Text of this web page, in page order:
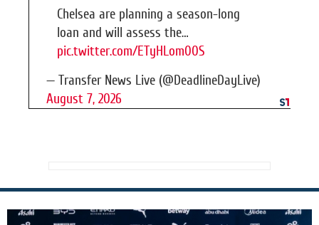
Chelsea are planning a season-long
loan and will assess the…
pic.twitter.com/ETyHLom00S
— Transfer News Live (@DeadlineDayLive)
August 7, 2026